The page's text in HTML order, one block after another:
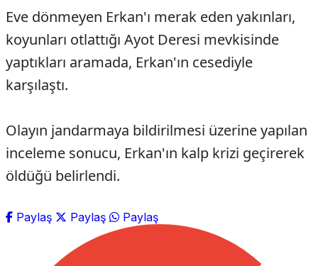
Eve dönmeyen Erkan'ı merak eden yakınları,
koyunları otlattığı Ayot Deresi mevkisinde
yaptıkları aramada, Erkan'ın cesediyle
karşılaştı.
Olayın jandarmaya bildirilmesi üzerine yapılan
inceleme sonucu, Erkan'ın kalp krizi geçirerek
öldüğü belirlendi.
Paylaş Paylaş Paylaş